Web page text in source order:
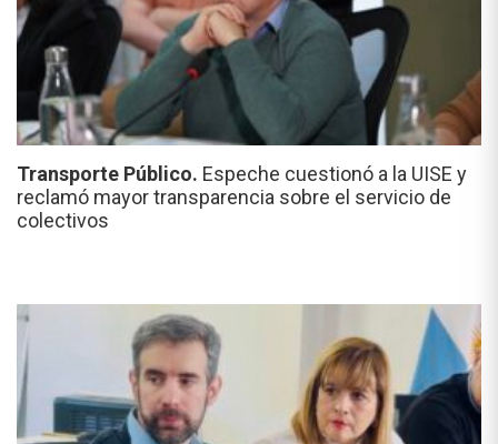
Transporte Público. Espeche cuestionó a la UISE y
reclamó mayor transparencia sobre el servicio de
colectivos